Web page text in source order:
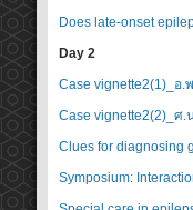
Does late-onset
Day 2
Case vignette2(1)_อ
Case vignette2(2)_ศ.
Clues for diagnosing
Symposium: